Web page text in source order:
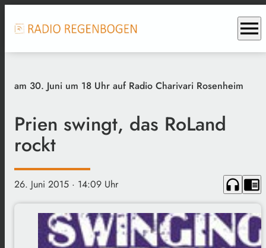
menu
am 30. Juni um 18 Uhr auf Radio Charivari Rosenheim
Prien swingt, das RoLand
rockt
26. Juni 2015 · 14:09 Uhr headphones chrome_reader_mode